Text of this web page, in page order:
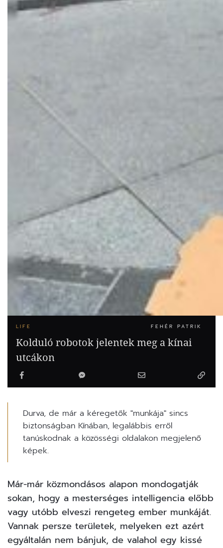
LIFE FEHÉR PATRIK
Kolduló robotok jelentek meg a kínai
utcákon
Durva, de már a kéregetők "munkája" sincs
biztonságban Kínában, legalábbis erről
tanúskodnak a közösségi oldalakon megjelenő
képek.
Már-már közmondásos alapon mondogatják
sokan, hogy a mesterséges intelligencia előbb
vagy utóbb elveszi rengeteg ember munkáját.
Vannak persze területek, melyeken ezt azért
egyáltalán nem bánjuk, de valahol egy kissé